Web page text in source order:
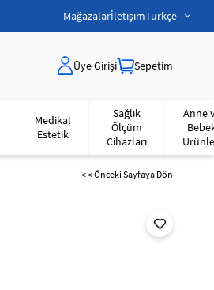
MağazalarİletişimTürkçe
Üye Girişi Sepetim
Medikal
Estetik
Sağlık
Ölçüm
Cihazları
Anne
< < Önceki Sayfaya Dön